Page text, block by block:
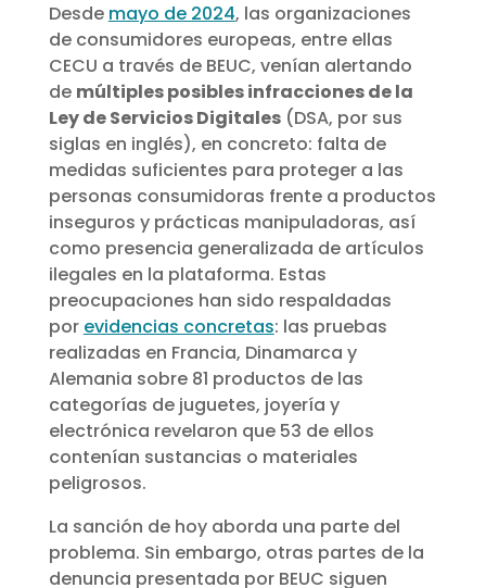
Desde mayo de 2024, las organizaciones
de consumidores europeas, entre ellas
CECU a través de BEUC, venían alertando
de múltiples posibles infracciones de la
Ley de Servicios Digitales(DSA, por sus
siglas en inglés), en concreto: falta de
medidas suficientes para proteger a las
personas consumidoras frente a productos
inseguros y prácticas manipuladoras, así
como presencia generalizada de artículos
ilegales en la plataforma. Estas
preocupaciones han sido respaldadas
por evidencias concretas: las pruebas
realizadas en Francia, Dinamarca y
Alemania sobre 81 productos de las
categorías de juguetes, joyería y
electrónica revelaron que 53 de ellos
contenían sustancias o materiales
peligrosos.
La sanción de hoy aborda una parte del
problema. Sin embargo, otras partes de la
denuncia presentada por BEUC siguen